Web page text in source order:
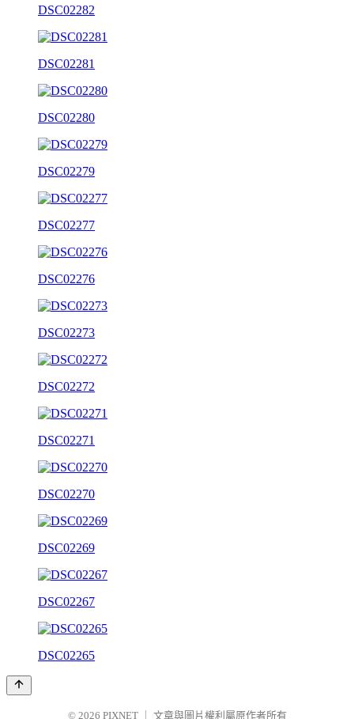
DSC02282
DSC02281
DSC02280
DSC02279
DSC02277
DSC02276
DSC02273
DSC02272
DSC02271
DSC02270
DSC02269
DSC02267
DSC02265
© 2026 PIXNET 文章與圖片權利屬原作者所有